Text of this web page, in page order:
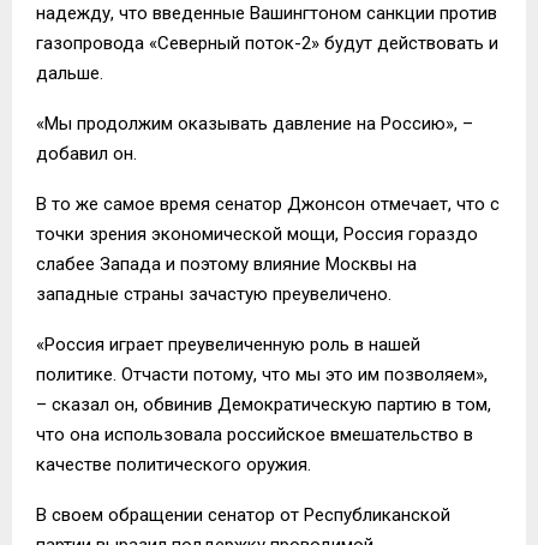
надежду, что введенные Вашингтоном санкции против
газопровода «Северный поток-2» будут действовать и
дальше.
«Мы продолжим оказывать давление на Россию», –
добавил он.
В то же самое время сенатор Джонсон отмечает, что с
точки зрения экономической мощи, Россия гораздо
слабее Запада и поэтому влияние Москвы на
западные страны зачастую преувеличено.
«Россия играет преувеличенную роль в нашей
политике. Отчасти потому, что мы это им позволяем»,
– сказал он, обвинив Демократическую партию в том,
что она использовала российское вмешательство в
качестве политического оружия.
В своем обращении сенатор от Республиканской